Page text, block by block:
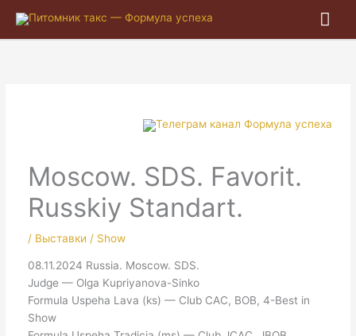
Moscow. SDS. Favorit.
Russkiy Standart.
/ Выставки / Show
08.11.2024 Russia. Moscow. SDS.
Judge — Olga Kupriyanova-Sinko
Formula Uspeha Lava (ks) — Club CAC, BOB, 4-Best in
Show